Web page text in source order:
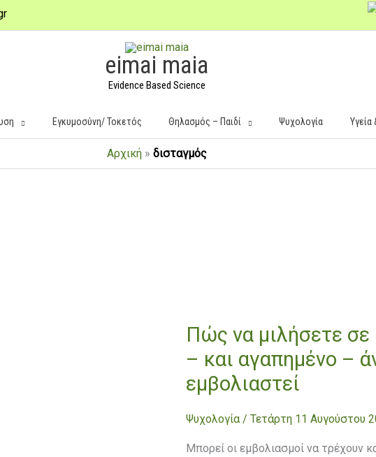
eimai maia
Evidence Based Science
Εγκυμοσύνη/ Τοκετός Θηλασμός – Παιδί Ψυχολογία Υγεία
Αρχική» δισταγμός
Πώς να μιλήσετε σε
– και αγαπημένο –
εμβολιαστεί
Ψυχολογία / Τετάρτη 11 Αυγούστου
Μπορεί οι εμβολιασμοί να τρέχουν
Πώς
μιλήσετε
σε
κάποιον
πολύ
σας